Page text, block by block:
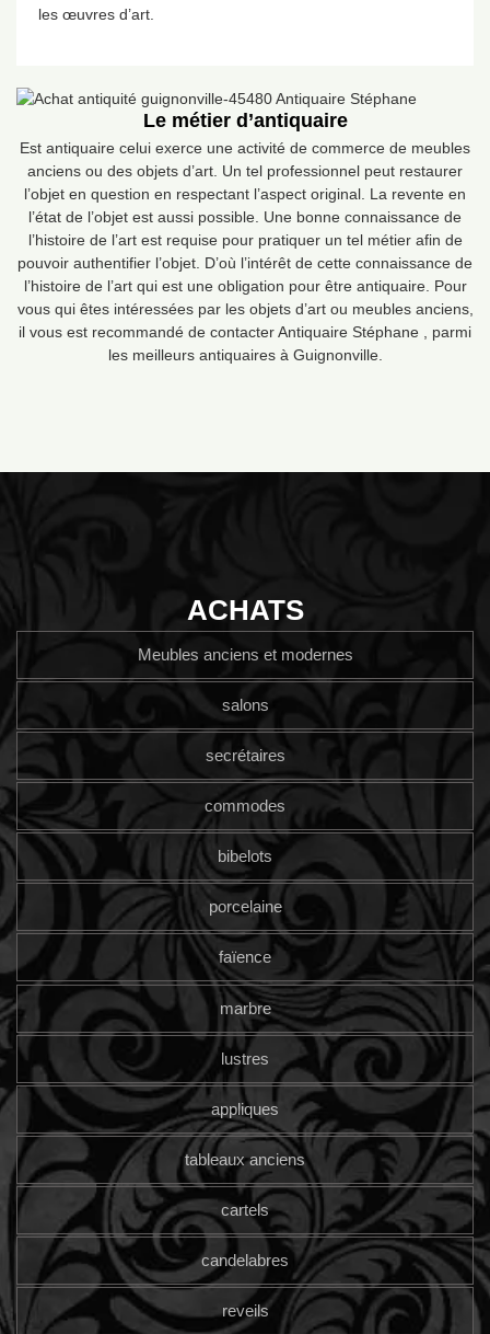
les œuvres d’art.
Le métier d’antiquaire
Est antiquaire celui exerce une activité de commerce de meubles
anciens ou des objets d’art. Un tel professionnel peut restaurer
l’objet en question en respectant l’aspect original. La revente en
l’état de l’objet est aussi possible. Une bonne connaissance de
l’histoire de l’art est requise pour pratiquer un tel métier afin de
pouvoir authentifier l’objet. D’où l’intérêt de cette connaissance de
l’histoire de l’art qui est une obligation pour être antiquaire. Pour
vous qui êtes intéressées par les objets d’art ou meubles anciens,
il vous est recommandé de contacter Antiquaire Stéphane , parmi
les meilleurs antiquaires à Guignonville.
ACHATS
Meubles anciens et modernes
salons
secrétaires
commodes
bibelots
porcelaine
faïence
marbre
lustres
appliques
tableaux anciens
cartels
candelabres
reveils